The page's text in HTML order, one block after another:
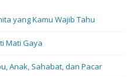
yang Kamu Wajib Tahu
Mati Gaya
Anak, Sahabat, dan Pacar